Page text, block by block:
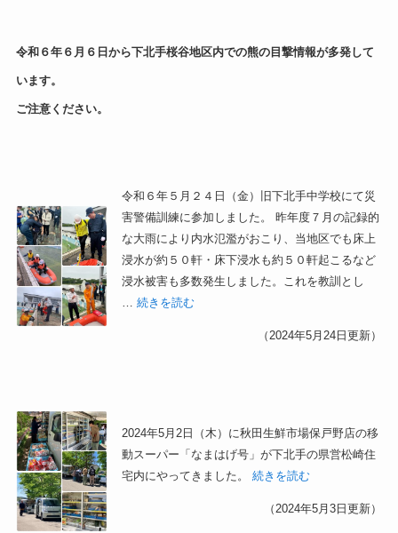
令和６年６月６日から下北手桜谷地区内での熊の目撃情報が多発して
います。
ご注意ください。
令和６年５月２４日（金）旧下北手中学校にて災
害警備訓練に参加しました。 昨年度７月の記録的
な大雨により内水氾濫がおこり、当地区でも床上
浸水が約５０軒・床下浸水も約５０軒起こるなど
浸水被害も多数発生しました。これを教訓とし
…続きを読む
（2024年5月24日更新）
2024年5月2日（木）に秋田生鮮市場保戸野店の移
動スーパー「なまはげ号」が下北手の県営松崎住
宅内にやってきました。続きを読む
（2024年5月3日更新）